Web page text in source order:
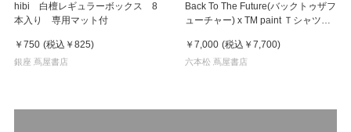
hibi 白檀レギュラーボックス 8
本入り 専用マット付
￥750 (税込 ￥825)
銀座 蔦屋書店
Back To The Future(バックトゥザフ
ューチャー) x TM paint Ｔシャツ
￥7,000 (税込 ￥7,700)
六本松 蔦屋書店